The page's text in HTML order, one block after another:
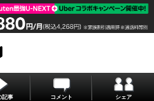
記事 コメント シェア